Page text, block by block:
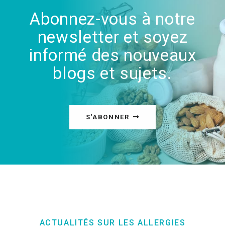
Abonnez-vous à notre
newsletter et soyez
informé des nouveaux
blogs et sujets.
S'ABONNER
ACTUALITÉS SUR LES ALLERGIES